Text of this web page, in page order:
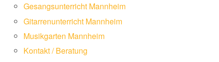
Gesangsunterricht Mannheim
Gitarrenunterricht Mannheim
Musikgarten Mannheim
Kontakt / Beratung